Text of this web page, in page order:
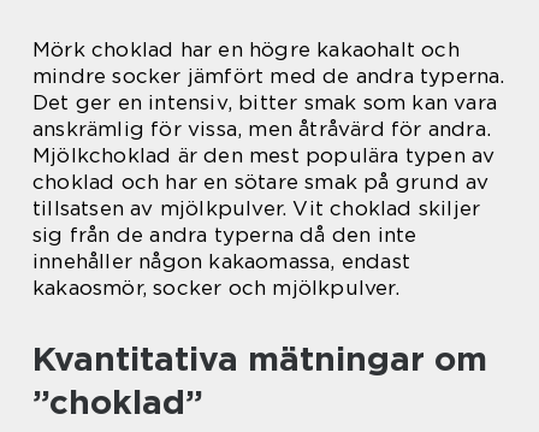
Mörk choklad har en högre kakaohalt och
mindre socker jämfört med de andra typerna.
Det ger en intensiv, bitter smak som kan vara
anskrämlig för vissa, men åtråvärd för andra.
Mjölkchoklad är den mest populära typen av
choklad och har en sötare smak på grund av
tillsatsen av mjölkpulver. Vit choklad skiljer
sig från de andra typerna då den inte
innehåller någon kakaomassa, endast
kakaosmör, socker och mjölkpulver.
Kvantitativa mätningar om
”choklad”